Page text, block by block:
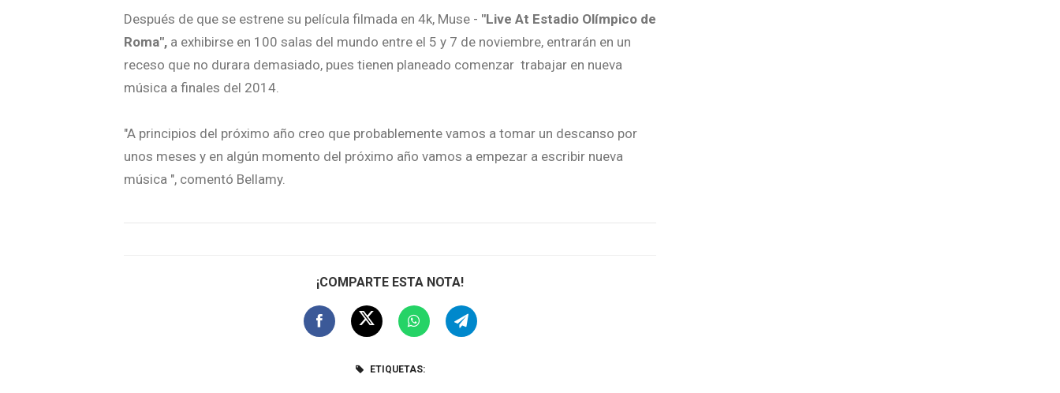
Después de que se estrene su película filmada en 4k, Muse - "Live At Estadio Olímpico de
Roma", a exhibirse en 100 salas del mundo entre el 5 y 7 de noviembre, entrarán en un
receso que no durara demasiado, pues tienen planeado comenzar trabajar en nueva
música a finales del 2014.
"A principios del próximo año creo que probablemente vamos a tomar un descanso por
unos meses y en algún momento del próximo año vamos a empezar a escribir nueva
música ", comentó Bellamy.
¡COMPARTE ESTA NOTA!
ETIQUETAS: